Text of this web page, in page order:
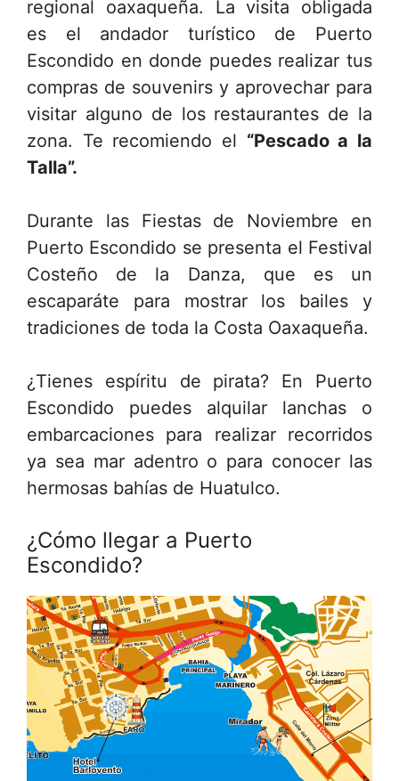
regional oaxaqueña. La visita obligada
es el andador turístico de Puerto
Escondido en donde puedes realizar tus
compras de souvenirs y aprovechar para
visitar alguno de los restaurantes de la
zona. Te recomiendo el “Pescado a la
Talla”.
Durante las Fiestas de Noviembre en
Puerto Escondido se presenta el Festival
Costeño de la Danza, que es un
escaparáte para mostrar los bailes y
tradiciones de toda la Costa Oaxaqueña.
¿Tienes espíritu de pirata? En Puerto
Escondido puedes alquilar lanchas o
embarcaciones para realizar recorridos
ya sea mar adentro o para conocer las
hermosas bahías de Huatulco.
¿Cómo llegar a Puerto
Escondido?